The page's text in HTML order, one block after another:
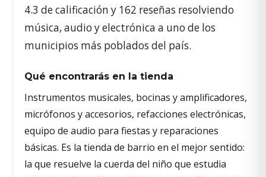
4.3 de calificación y 162 reseñas resolviendo
música, audio y electrónica a uno de los
municipios más poblados del país.
Qué encontrarás en la tienda
Instrumentos musicales, bocinas y amplificadores,
micrófonos y accesorios, refacciones electrónicas,
equipo de audio para fiestas y reparaciones
básicas. Es la tienda de barrio en el mejor sentido:
la que resuelve la cuerda del niño que estudia